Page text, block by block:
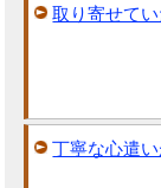
取り寄せて
丁寧な心遣